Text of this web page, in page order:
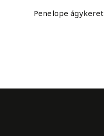
Penelope ágykeret